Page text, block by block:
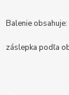
Balenie obsahuje:
záslepka podľa